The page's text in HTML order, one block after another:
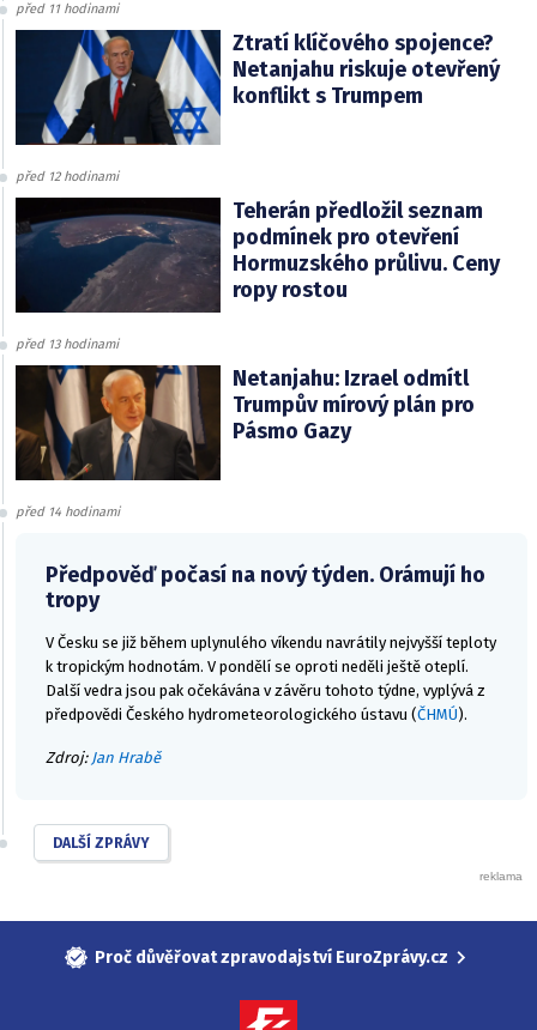
před 11 hodinami
Ztratí klíčového spojence?
Netanjahu riskuje otevřený
konflikt s Trumpem
před 12 hodinami
Teherán předložil seznam
podmínek pro otevření
Hormuzského průlivu. Ceny
ropy rostou
před 13 hodinami
Netanjahu: Izrael odmítl
Trumpův mírový plán pro
Pásmo Gazy
před 14 hodinami
Předpověď počasí na nový týden. Orámují ho
tropy
V Česku se již během uplynulého víkendu navrátily nejvyšší teploty
k tropickým hodnotám. V pondělí se oproti neděli ještě oteplí.
Další vedra jsou pak očekávána v závěru tohoto týdne, vyplývá z
předpovědi Českého hydrometeorologického ústavu (ČHMÚ).
Zdroj: Jan Hrabě
DALŠÍ ZPRÁVY
Proč důvěřovat zpravodajství EuroZprávy.cz